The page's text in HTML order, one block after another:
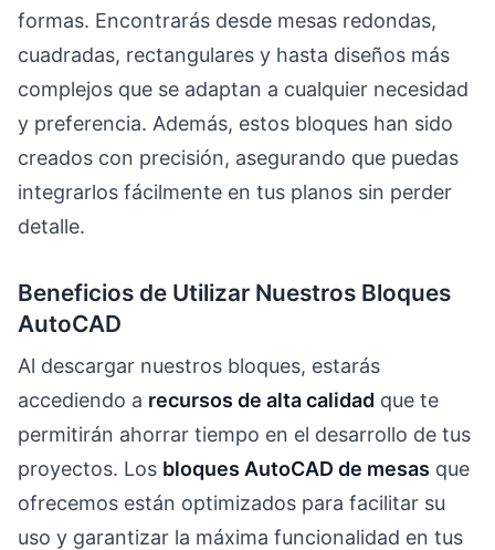
formas. Encontrarás desde mesas redondas,
cuadradas, rectangulares y hasta diseños más
complejos que se adaptan a cualquier necesidad
y preferencia. Además, estos bloques han sido
creados con precisión, asegurando que puedas
integrarlos fácilmente en tus planos sin perder
detalle.
Beneficios de Utilizar Nuestros Bloques
AutoCAD
Al descargar nuestros bloques, estarás
accediendo a recursos de alta calidad que te
permitirán ahorrar tiempo en el desarrollo de tus
proyectos. Los bloques AutoCAD de mesas que
ofrecemos están optimizados para facilitar su
uso y garantizar la máxima funcionalidad en tus